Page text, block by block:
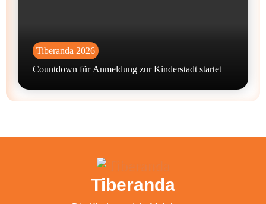
Tiberanda 2026
Countdown für Anmeldung zur Kinderstadt startet
Tiberanda